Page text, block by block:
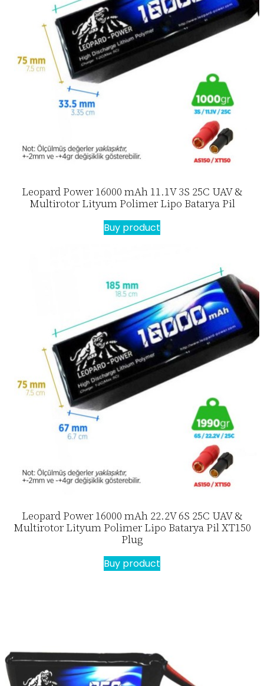
Leopard Power 16000 mAh 11.1V 3S 25C UAV &
Multirotor Lityum Polimer Lipo Batarya Pil
Buy product
Leopard Power 16000 mAh 22.2V 6S 25C UAV &
Multirotor Lityum Polimer Lipo Batarya Pil XT150
Plug
Buy product